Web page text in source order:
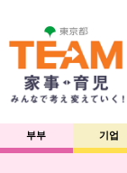
부부 기업